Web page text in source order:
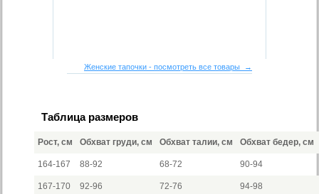
Женские тапочки - посмотреть все товары →
Таблица размеров
Рост, см Обхват груди, см Обхват талии, см Обхват бедер, см
164-167 88-92 68-72 90-94
167-170 92-96 72-76 94-98